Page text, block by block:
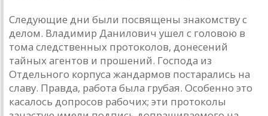
Следующие дни были посвящены знакомству с
делом. Владимир Данилович ушел с головою в
тома следственных протоколов, донесений
тайных агентов и прошений. Господа из
Отдельного корпуса жандармов постарались на
славу. Правда, работа была грубая. Особенно это
касалось допросов рабочих; эти протоколы